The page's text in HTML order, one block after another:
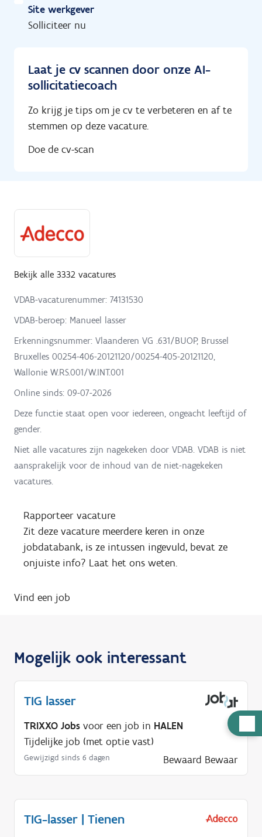
u
o
d
Site werkgever
Solliciteer nu
Laat je cv scannen door onze AI-
sollicitatiecoach
Zo krijg je tips om je cv te verbeteren en af te
stemmen op deze vacature.
Doe de cv-scan
Bekijk alle 3332 vacatures
VDAB-vacaturenummer: 74131530
VDAB-beroep: Manueel lasser
Erkenningsnummer: Vlaanderen VG .631/BUOP, Brussel
Bruxelles 00254-406-20121120/00254-405-20121120,
Wallonie W.RS.001/W.INT.001
Online sinds: 09-07-2026
Deze functie staat open voor iedereen, ongeacht leeftijd of
gender.
Niet alle vacatures zijn nagekeken door VDAB. VDAB is niet
aansprakelijk voor de inhoud van de niet-nagekeken
vacatures.
Rapporteer vacature
Zit deze vacature meerdere keren in onze
jobdatabank, is ze intussen ingevuld, bevat ze
onjuiste info? Laat het ons weten.
Vind een job
Mogelijk ook interessant
TIG lasser
TRIXXO Jobs voor een job in HALEN
Tijdelijke job (met optie vast)
Gewijzigd sinds 6 dagen Bewaard Bewaar
TIG-lasser | Tienen